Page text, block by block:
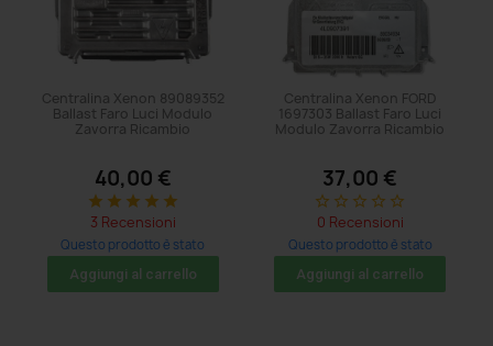
Centralina Xenon 89089352
Ballast Faro Luci Modulo
Zavorra Ricambio
40,00 €
star star star star star
3 Recensioni
Questo prodotto è stato
acquistato: 26 volte
Aggiungi al carrello
Centralina Xenon FORD
1697303 Ballast Faro Luci
Modulo Zavorra Ricambio
37,00 €
star_border star_border star_border star_border star_border
0 Recensioni
Questo prodotto è stato
acquistato: 14 volte
Aggiungi al carrello